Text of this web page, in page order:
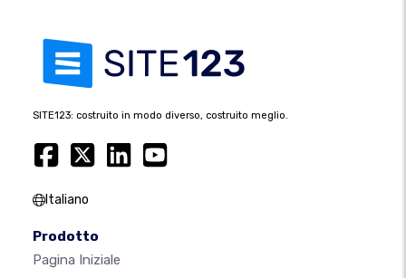
SITE123: costruito in modo diverso, costruito meglio.
Italiano
Prodotto
Pagina Iniziale